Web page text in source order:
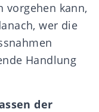
vorgehen kann,
wer die
Handlung
der